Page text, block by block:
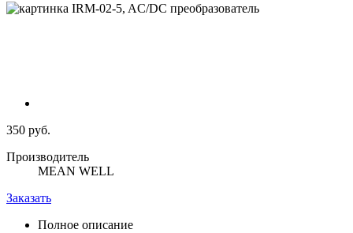
350 руб.
Производитель
MEAN WELL
Заказать
Полное описание